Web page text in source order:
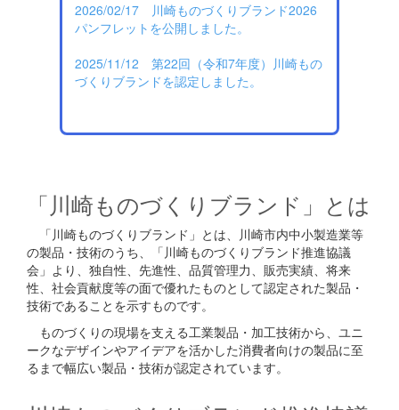
2026/02/17 川崎ものづくりブランド2026
パンフレットを公開しました。
2025/11/12 第22回（令和7年度）川崎もの
づくりブランドを認定しました。
「川崎ものづくりブランド」とは
「川崎ものづくりブランド」とは、川崎市内中小製造業等
の製品・技術のうち、「川崎ものづくりブランド推進協議
会」より、独自性、先進性、品質管理力、販売実績、将来
性、社会貢献度等の面で優れたものとして認定された製品・
技術であることを示すものです。
ものづくりの現場を支える工業製品・加工技術から、ユニ
ークなデザインやアイデアを活かした消費者向けの製品に至
るまで幅広い製品・技術が認定されています。